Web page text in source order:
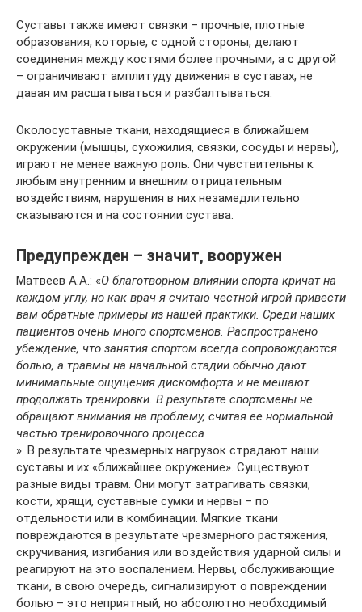
Суставы также имеют связки – прочные, плотные
образования, которые, с одной стороны, делают
соединения между костями более прочными, а с другой
– ограничивают амплитуду движения в суставах, не
давая им расшатываться и разбалтываться.
Околосуставные ткани, находящиеся в ближайшем
окружении (мышцы, сухожилия, связки, сосуды и нервы),
играют не менее важную роль. Они чувствительны к
любым внутренним и внешним отрицательным
воздействиям, нарушения в них незамедлительно
сказываются и на состоянии сустава.
Предупрежден – значит, вооружен
Матвеев А.А.: «О благотворном влиянии спорта кричат на
каждом углу, но как врач я считаю честной игрой привести
вам обратные примеры из нашей практики. Среди наших
пациентов очень много спортсменов. Распространено
убеждение, что занятия спортом всегда сопровождаются
болью, а травмы на начальной стадии обычно дают
минимальные ощущения дискомфорта и не мешают
продолжать тренировки. В результате спортсмены не
обращают внимания на проблему, считая ее нормальной
частью тренировочного процесса
». В результате чрезмерных нагрузок страдают наши
суставы и их «ближайшее окружение». Существуют
разные виды травм. Они могут затрагивать связки,
кости, хрящи, суставные сумки и нервы – по
отдельности или в комбинации. Мягкие ткани
повреждаются в результате чрезмерного растяжения,
скручивания, изгибания или воздействия ударной силы и
реагируют на это воспалением. Нервы, обслуживающие
ткани, в свою очередь, сигнализируют о повреждении
болью – это неприятный, но абсолютно необходимый